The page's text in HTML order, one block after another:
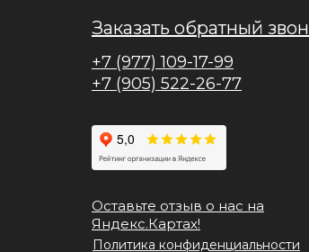
+7 (977) 109-17-99
+7 (905) 522-26-77
Оставьте отзыв о нас на
Яндекс.Картах!
Заказать обратный
Политика конфиденциальности